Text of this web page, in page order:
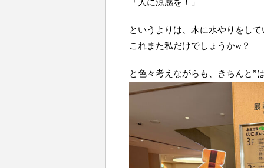
「人に涼感を！」
というよりは、木に水やりをし
これまた私だけでしょうかw？
と色々考えながらも、きちんと”